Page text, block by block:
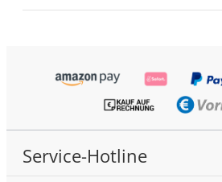
Service-Hotline